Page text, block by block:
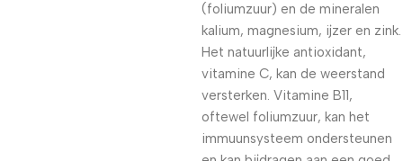
(foliumzuur) en de mineralen
kalium, magnesium, ijzer en zink.
Het natuurlijke antioxidant,
vitamine C, kan de weerstand
versterken. Vitamine B11,
oftewel foliumzuur, kan het
immuunsysteem ondersteunen